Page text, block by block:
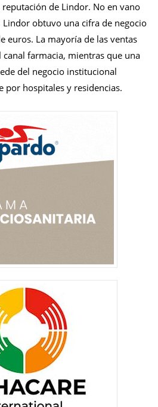
de Lindor. No en vano
obtuvo una cifra de negocio
euros. La mayoría de las ventas
farmacia, mientras que una
del negocio institucional
por hospitales y residencias.